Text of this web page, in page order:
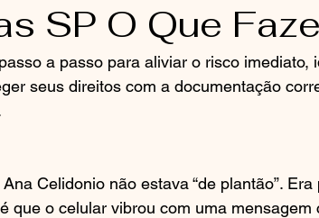
SP O Que
a passo para aliviar o risco imediato,
seus direitos com a documentação
Celidonio não estava “de plantão”.
que o celular vibrou com uma mensagem